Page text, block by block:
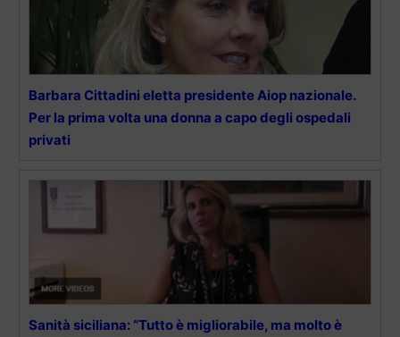
Barbara Cittadini eletta presidente Aiop nazionale.
Per la prima volta una donna a capo degli ospedali
privati
Sanità siciliana: “Tutto è migliorabile, ma molto è